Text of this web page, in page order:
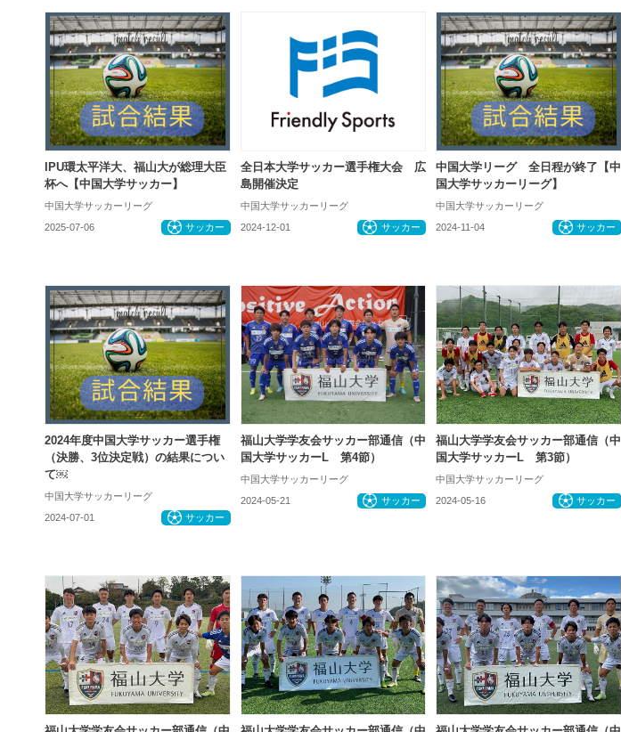
IPU環太平洋大、福山大が総理大臣
杯へ【中国大学サッカー】
中国大学サッカーリーグ
2025-07-06 サッカー
全日本大学サッカー選手権大会 広
島開催決定
中国大学サッカーリーグ
2024-12-01 サッカー
中国大学リーグ 全日程が終了【中
国大学サッカーリーグ】
中国大学サッカーリーグ
2024-11-04 サッカー
2024年度中国大学サッカー選手権
（決勝、3位決定戦）の結果につい
て￼
中国大学サッカーリーグ
2024-07-01 サッカー
福山大学学友会サッカー部通信（中
国大学サッカーL 第4節）
中国大学サッカーリーグ
2024-05-21 サッカー
福山大学学友会サッカー部通信（中
国大学サッカーL 第3節）
中国大学サッカーリーグ
2024-05-16 サッカー